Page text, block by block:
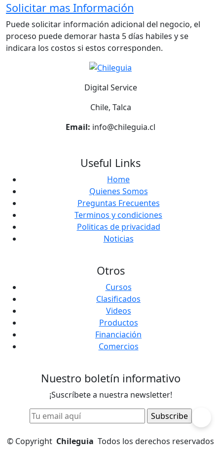
Solicitar mas Información
Puede solicitar información adicional del negocio, el
proceso puede demorar hasta 5 días habiles y se
indicara los costos si estos corresponden.
Digital Service
Chile, Talca
Email: info@chileguia.cl
Useful Links
Home
Quienes Somos
Preguntas Frecuentes
Terminos y condiciones
Politicas de privacidad
Noticias
Otros
Cursos
Clasificados
Videos
Productos
Financiación
Comercios
Nuestro boletín informativo
¡Suscríbete a nuestra newsletter!
© Copyright Chileguia Todos los derechos reservados